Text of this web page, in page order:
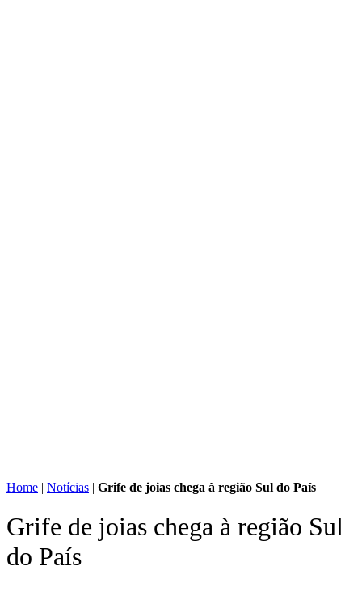
Home | Notícias | Grife de joias chega à região Sul do País
Grife de joias chega à região Sul
do País